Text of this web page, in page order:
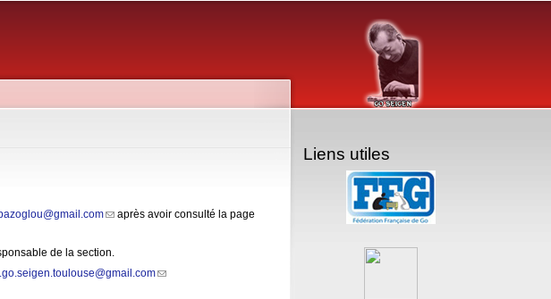
(link sends e-mail)
après avoir consulté la page
de la section.
(link sends e-mail)
Liens utiles